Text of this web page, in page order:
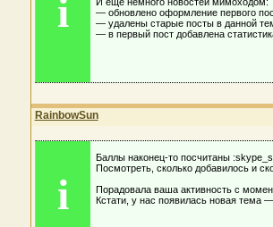
i
— обновлено оформление первого
— удалены старые посты в данной
— в первый пост добавлена
RainbowSun
i
Баллы наконец-то посчитаны
Посмотреть, сколько добавилось и
Порадовала ваша активность с
Кстати, у нас появилась новая тема —